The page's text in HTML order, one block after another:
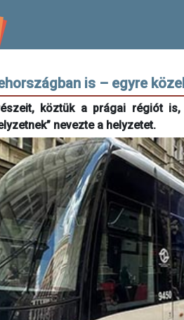
is – egyre
köztük a prágai régiót
nevezte a helyzetet.